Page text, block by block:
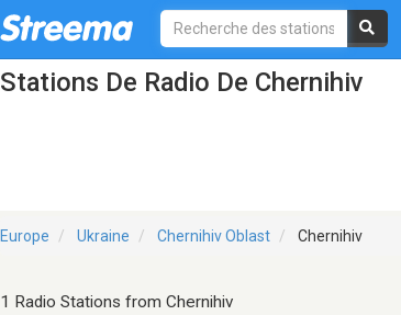
Stations De Radio De Chernihiv
Europe Ukraine Chernihiv Oblast Chernihiv
1 Radio Stations from Chernihiv